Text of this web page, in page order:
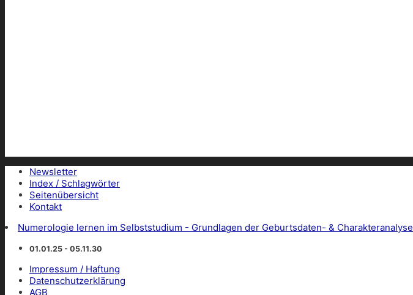
Newsletter
Index / Schlagwörter
Seitenübersicht
Kontakt
Numerologie lernen im Selbststudium - Grundlagen der Geburtsdaten- & Charakteranalyse
01.01.25 - 05.11.30
Impressum / Haftung
Datenschutzerklärung
AGB